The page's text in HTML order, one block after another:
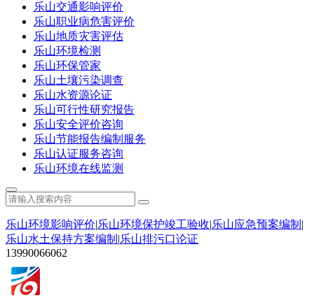
乐山交通影响评价
乐山职业病危害评价
乐山地质灾害评估
乐山环境检测
乐山环保管家
乐山土壤污染调查
乐山水资源论证
乐山可行性研究报告
乐山安全评价咨询
乐山节能报告编制服务
乐山认证服务咨询
乐山环境在线监测
乐山环境影响评价|乐山环境保护竣工验收|乐山应急预案编制 |
乐山水土保持方案编制 |乐山排污口论证
13990066062